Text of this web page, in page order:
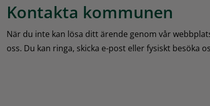
Kontakta kommunen
När du inte kan lösa ditt ärende genom vår
oss. Du kan ringa, skicka e-post eller fysiskt besöka